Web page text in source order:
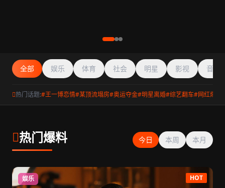
全部 娱乐 体育 社会 明星 影视 音乐
热门话题:#王一博恋情#某顶流塌房#奥运夺金#明星离婚#综艺翻车#网红爆料
热门爆料 今日 本周 本月
娱乐 HOT